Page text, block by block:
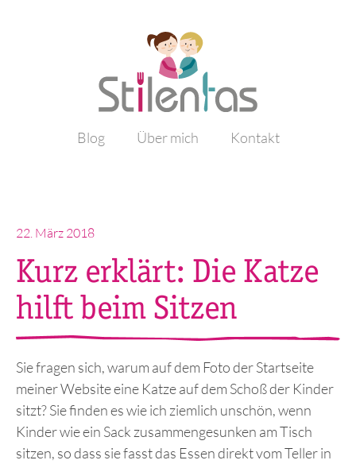
Blog Über mich Kontakt
Veröffentlicht
22. März 2018
Kurz erklärt: Die Katze
hilft beim Sitzen
Sie fragen sich, warum auf dem Foto der Startseite
meiner Website eine Katze auf dem Schoß der Kinder
sitzt? Sie finden es wie ich ziemlich unschön, wenn
Kinder wie ein Sack zusammengesunken am Tisch
sitzen, so dass sie fasst das Essen direkt vom Teller in